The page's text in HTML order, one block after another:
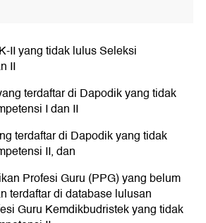
II yang tidak lulus Seleksi
II
terdaftar di Dapodik yang tidak
I dan II
terdaftar di Dapodik yang tidak
II, dan
Profesi Guru (PPG) yang belum
terdaftar di database lulusan
Guru Kemdikbudristek yang tidak